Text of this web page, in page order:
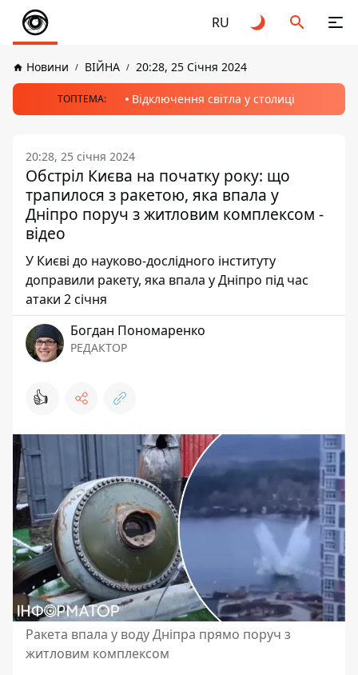
RU
Новини ВІЙНА 20:28, 25 Січня 2024
ТОПТЕМА: Відключення світла у столиці
20:28, 25 січня 2024
Обстріл Києва на початку року: що
трапилося з ракетою, яка впала у
Дніпро поруч з житловим комплексом -
відео
У Києві до науково-дослідного інституту
доправили ракету, яка впала у Дніпро під час
атаки 2 січня
Богдан Пономаренко
РЕДАКТОР
👍
Ракета впала у воду Дніпра прямо поруч з
житловим комплексом